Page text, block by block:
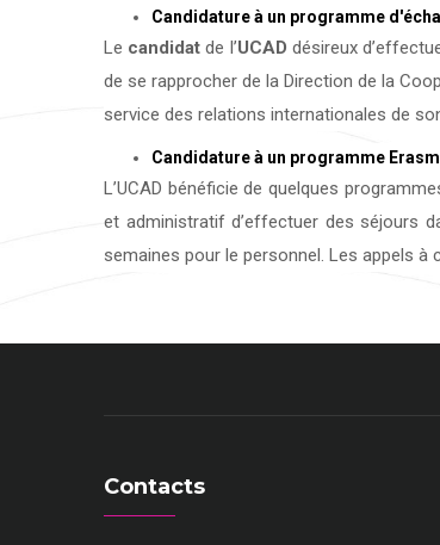
Candidature à un programme
Le candidat de l’UCAD désireux
de se rapprocher de la Direction de la
service des relations internationales de
Candidature à un programme
L’UCAD bénéficie de quelques
et administratif d’effectuer des séjours
semaines pour le personnel. Les appels
Contacts